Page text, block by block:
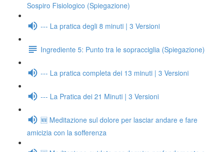
Sospiro Fisiologico (Spiegazione)
--- La pratica degli 8 minuti | 3 Versioni
Ingrediente 5: Punto tra le sopracciglia (Spiegazione)
--- La pratica completa dei 13 minuti | 3 Versioni
--- La Pratica dei 21 Minuti | 3 Versioni
🆕 Meditazione sul dolore per lasciar andare e fare
amicizia con la sofferenza